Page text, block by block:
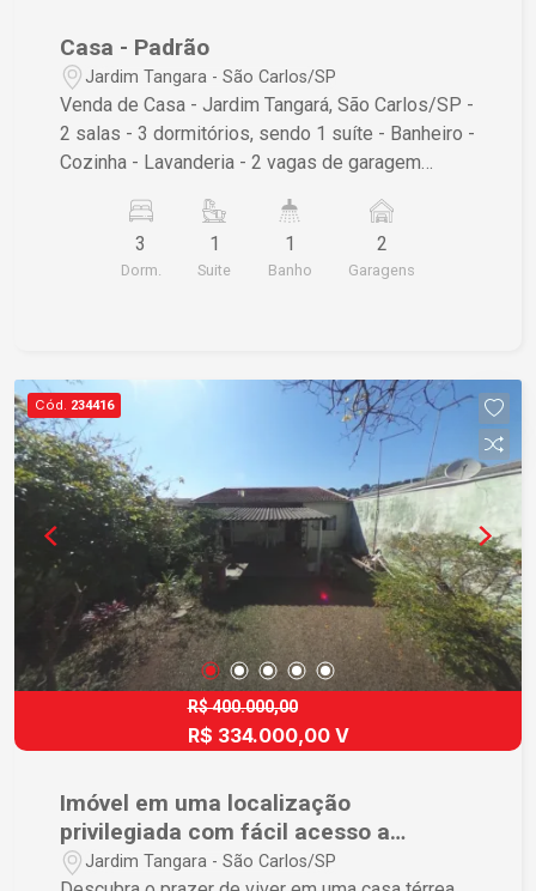
Casa - Padrão
Jardim Tangara - São Carlos/SP
Venda de Casa - Jardim Tangará, São Carlos/SP -
2 salas - 3 dormitórios, sendo 1 suíte - Banheiro -
Cozinha - Lavanderia - 2 vagas de garagem
próxima a comércios e serviços, esta casa é
perfeita para quem busca qualidade de vida. Não
perca a chance de conhecer seu novo lar! Entre
3
Dorm.
1
Suite
1
Banho
2
Garagens
Cód. 234416
R$ 400.000,00
R$ 334.000,00 V
Imóvel em uma localização
privilegiada com fácil acesso a
Rodovia.
Jardim Tangara - São Carlos/SP